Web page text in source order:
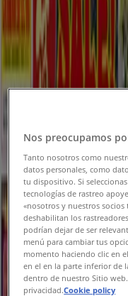
ホームセンター&
新規
魅力的なオフ
8/17 日まで有効
新規
DCM
すべての掘り
オファー
Nos preocupamos
Tanto nosotros como
datos personales, como
tu dispositivo. Si
tecnologías de rastreo
«nosotros y nuestros
deshabilitan los
podrían dejar de ser
menú para cambiar tus
momento haciendo clic en
en el en la parte inferior de
dentro de nuestro Sitio
privacidad.Cookie policy